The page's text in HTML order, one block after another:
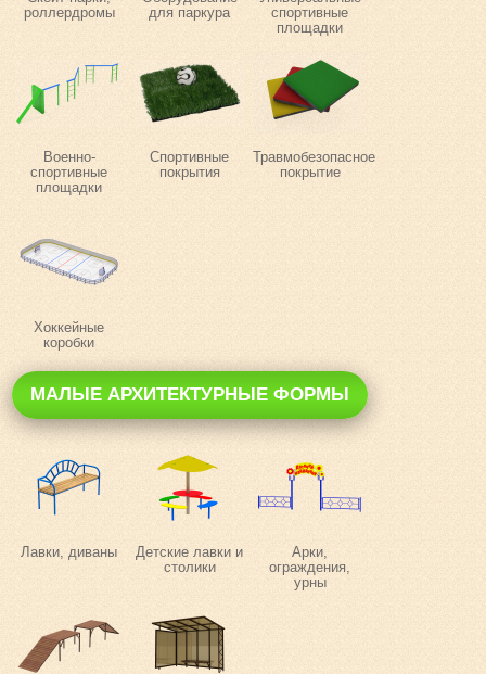
роллердромы
для паркура
спортивные
площадки
Военно-
спортивные
площадки
Спортивные
покрытия
Травмобезопасное
покрытие
Хоккейные
коробки
МАЛЫЕ АРХИТЕКТУРНЫЕ ФОРМЫ
Лавки, диваны
Детские лавки и
столики
Арки,
ограждения,
урны